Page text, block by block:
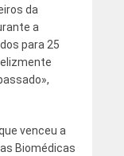
da
a
para 25
venceu a
Biomédicas